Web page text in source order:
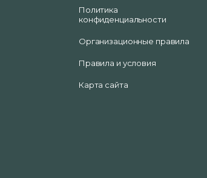
Политика
конфиденциальности
Организационные правила
Правила и условия
Карта сайта